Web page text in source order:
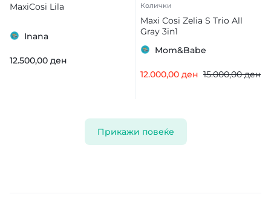
MaxiCosi Lila
Inana
12.500,00 ден
Колички
Maxi Cosi Zelia S Trio All
Gray 3in1
Mom&Babe
15.000,00ден
12.000,00 ден
Прикажи повеќе